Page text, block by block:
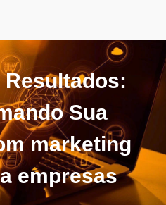
Resultados:
Sua
marketing
empresas